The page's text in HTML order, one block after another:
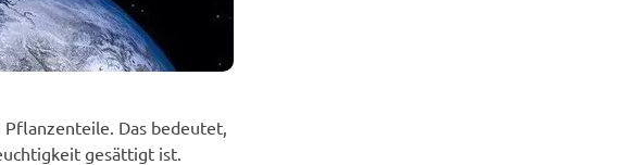
Das bedeutet,
gesättigt ist.